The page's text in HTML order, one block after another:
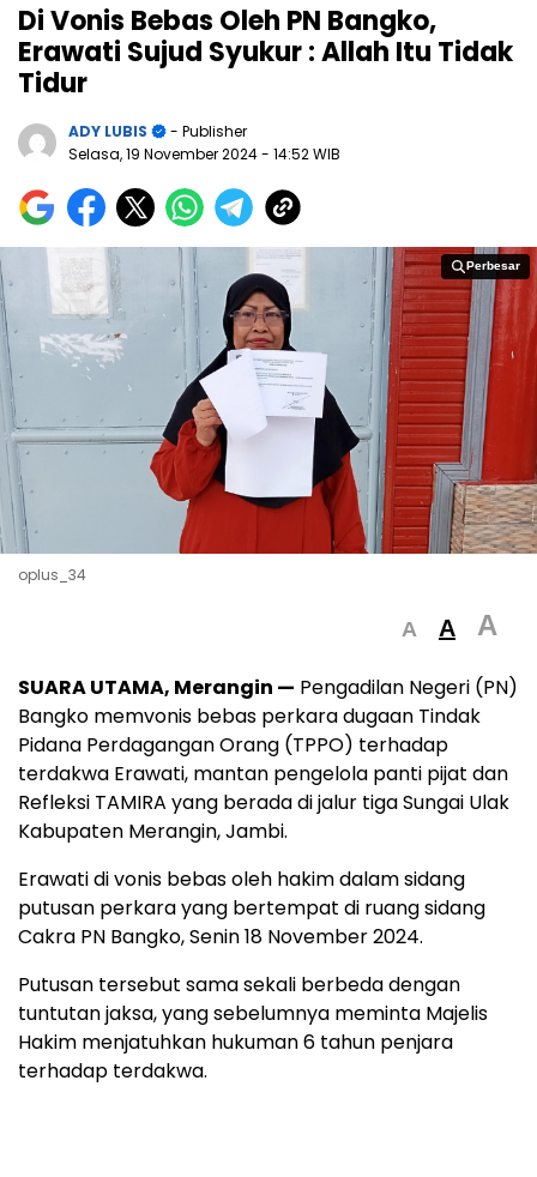
Di Vonis Bebas Oleh PN Bangko,
Erawati Sujud Syukur : Allah Itu Tidak
Tidur
ADY LUBIS
- Publisher
Selasa, 19 November 2024- 14:52 WIB
Perbesar
Perbesar
oplus_34
A A A
SUARA UTAMA, Merangin — Pengadilan Negeri (PN)
Bangko memvonis bebas perkara dugaan Tindak
Pidana Perdagangan Orang (TPPO) terhadap
terdakwa Erawati, mantan pengelola panti pijat dan
Refleksi TAMIRA yang berada di jalur tiga Sungai Ulak
Kabupaten Merangin, Jambi.
Erawati di vonis bebas oleh hakim dalam sidang
putusan perkara yang bertempat di ruang sidang
Cakra PN Bangko, Senin 18 November 2024.
Putusan tersebut sama sekali berbeda dengan
tuntutan jaksa, yang sebelumnya meminta Majelis
Hakim menjatuhkan hukuman 6 tahun penjara
terhadap terdakwa.